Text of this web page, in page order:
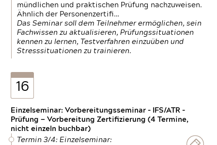
mündlichen und praktischen Prüfung nachzuweisen.
Ähnlich der Personenzertifi…
Das Seminar soll dem Teilnehmer ermöglichen, sein
Fachwissen zu aktualisieren, Prüfungssituationen
kennen zu lernen, Testverfahren einzuüben und
Stresssituationen zu trainieren.
16
Einzelseminar: Vorbereitungsseminar - IFS/ATR -
Prüfung — Vorbereitung Zertifizierung (4 Termine,
nicht einzeln buchbar)
Termin 3/4: Einzelseminar: